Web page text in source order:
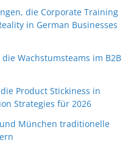
die Corporate Training
in German Businesses
Wachstumsteams im B2B
Product Stickiness in
Strategies für 2026
München traditionelle